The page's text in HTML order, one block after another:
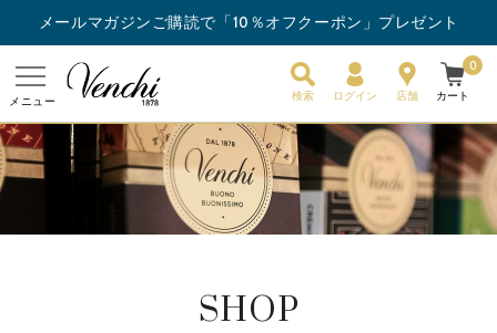
メールマガジンご購読で「10％オフクーポン」プレゼント
メニュー 検索 ログイン 店舗 カート
0
SHOP